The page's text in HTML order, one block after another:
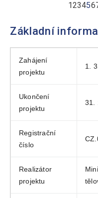
123456
Základní
Zahájení
projektu
1.
Ukončení
projektu
31.
Registrační
číslo
Realizátor
projektu